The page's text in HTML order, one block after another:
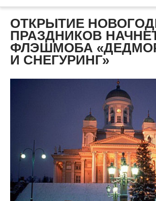
ОТКРЫТИЕ
ПРАЗДНИКОВ
ФЛЭШМОБА
И СНЕГУРИНГ»